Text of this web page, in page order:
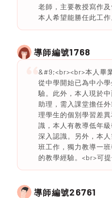
老師，主要教授寫作
本人希望能勝任此工
導師編號1768
&#9;<br><br>本人畢
從中學開始已為中小
驗。此外，本人現於
助理，需入課堂擔任
理學生的個別學習差
識，本人有教導低年
深入認識。另外，本
班工作，獨力教導一
的教學經驗。<br>可
導師編號26761